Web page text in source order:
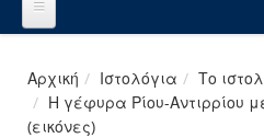
Αρχική Ιστολόγια
Το
Η γέφυρα Ρίου-Αντιρρίου
(εικόνες)